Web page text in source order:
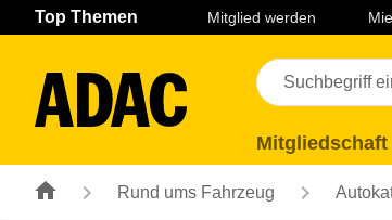
Navigation Seiteninhalt Fußzeile
Top Themen Mitglied werden
Mitgliedschaft
Rund ums Fahrzeug